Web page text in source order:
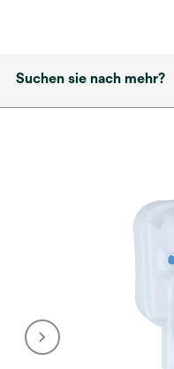
Suchen sie nach mehr?